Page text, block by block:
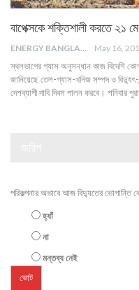
বাপেক্সকে শক্তিশালী করতে ২১ মে
ENERGY BANGLA May 16,
স্থলভাগের গ্যাস অনুসন্ধান কাজ বিদেশি
জানিয়েছে তেল-গ্যাস-খনিজ সম্পদ ও বিদ্যুৎ-
দেশব্যাপী দাবি দিবস পালন করবে। শনিবার
পরিকল্পনার অভাবে আজ বিদ্যুতের ভোগান্তি
হ্যাঁ
না
মন্তব্য নেই